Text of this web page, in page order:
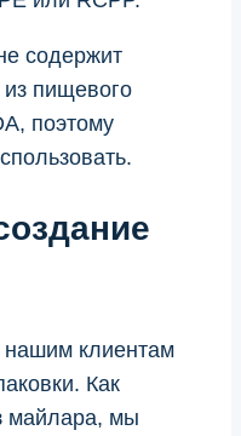
содержит
пищевого
поэтому
клиентам
Как
майлара, мы